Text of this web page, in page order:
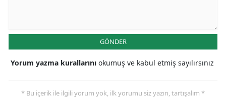
GÖNDER
Yorum yazma kurallarını okumuş ve kabul etmiş sayılırsınız
* Bu içerik ile ilgili yorum yok, ilk yorumu siz yazın, tartışalım *